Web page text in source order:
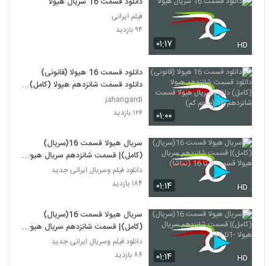
۰۱:۱۷ HD
فیلم ایرانی
۹۴ بازدید
۰۱:۰۰
دانلود قسمت 16 هیولا (قانونی)
دانلود قسمت شانزدهم هیولا (کامل)
دانلود سریال هیولا قسمت شانزدهم
16 (حجم کم)
jahangardi
۱۲۶ بازدید
۰۱:۱۴ HD
سریال هیولا قسمت 16(سریال)
(کامل)| قسمت شانزدهم سریال هیولا
قسمت 1 تا 16 (نماشا)
دانلود فیلم وسریال ایرانی جدید
۱۸۴ بازدید
۰۱:۱۴ HD
سریال هیولا قسمت 16(سریال)
(کامل)| قسمت شانزدهم سریال هیولا
-1تا 16
دانلود فیلم وسریال ایرانی جدید
۸۶ بازدید